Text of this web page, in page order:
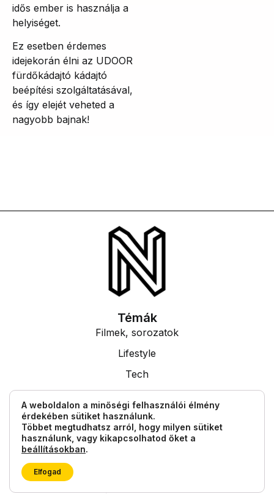
idős ember is használja a
helyiséget.
Ez esetben érdemes
idejekorán élni az UDOOR
fürdőkádajtó kádajtó
beépítési szolgáltatásával,
és így elejét veheted a
nagyobb bajnak!
Témák
Filmek, sorozatok
Lifestyle
Tech
Tudás
Egyéb információk
Impresszum
Általános Szerződési Feltételek
A weboldalon a minőségi felhasználói élmény
érdekében sütiket használunk.
Többet megtudhatsz arról, hogy milyen sütiket
használunk, vagy kikapcsolhatod őket a
beállításokban.
Elfogad